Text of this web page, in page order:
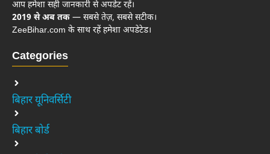
आप हमेशा सही जानकारी से अपडेट रहें।
2019 से अब तक — सबसे तेज़, सबसे सटीक।
ZeeBihar.com के साथ रहें हमेशा अपडेटेड।
Categories
बिहार यूनिवर्सिटी
बिहार बोर्ड